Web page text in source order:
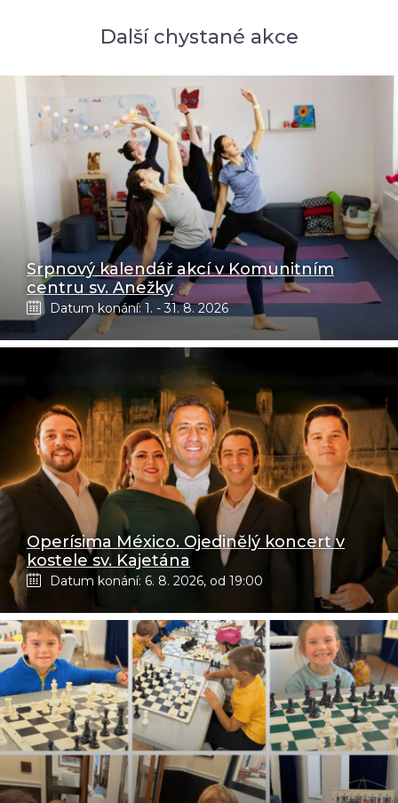
Další chystané akce
Srpnový kalendář akcí v Komunitním
centru sv. Anežky
Datum konání: 1. - 31. 8. 2026
Operísima México. Ojedinělý koncert v
kostele sv. Kajetána
Datum konání: 6. 8. 2026, od 19:00